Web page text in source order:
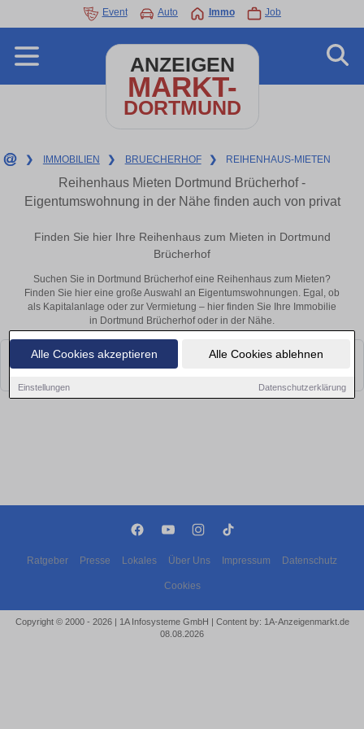
Alle Cookies akzeptieren Alle Cookies ablehnen
Einstellungen Datenschutzerklärung
Event Auto Immo Job
ANZEIGEN
MARKT-
DORTMUND
❯ IMMOBILIEN ❯ BRUECHERHOF ❯ REIHENHAUS-MIETEN
Reihenhaus Mieten Dortmund Brücherhof -
Eigentumswohnung in der Nähe finden auch von privat
Finden Sie hier Ihre Reihenhaus zum Mieten in Dortmund
Brücherhof
Suchen Sie in Dortmund Brücherhof eine Reihenhaus zum Mieten?
Finden Sie hier eine große Auswahl an Eigentumswohnungen. Egal, ob
als Kapitalanlage oder zur Vermietung – hier finden Sie Ihre Immobilie
in Dortmund Brücherhof oder in der Nähe.
Leider konnten wir derzeit keine passenden Objekte finden. Schauen Sie
bald wieder vorbei!
Ratgeber Presse Lokales Über Uns Impressum Datenschutz
Cookies
Copyright © 2000 - 2026 | 1A Infosysteme GmbH | Content by: 1A-Anzeigenmarkt.de
08.08.2026